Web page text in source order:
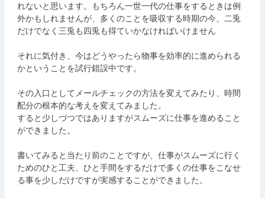
れないと思います。もちろん一世一代の仕事をするときは例
外かもしれませんが、多くのことを吸収する時期の今、二兎
だけでなく三兎も四兎も得ていかなければいけません
それに気付き、今はどうやったら物事を効率的に進められる
かということを試行錯誤中です。
その入口としてメールチェックの方法を変えてみたり、時間
配分の根本的な考えを変えてみました。
すると少しづつではありますがスムーズに仕事を進めること
ができました。
書いてみると当たり前のことですが、仕事がスムーズに行く
ためのひと工夫、ひと手間をするだけで多くの仕事をこなせ
る事を少しだけですが実感することができました。